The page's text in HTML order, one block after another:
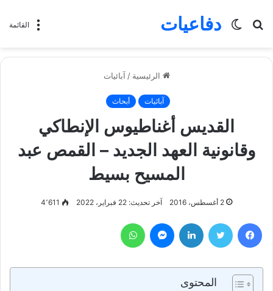
القائمة دفاعيات
بحث
الوضع
الرئيسية / آبائيات
آبائيات أبحاث
القديس أغناطيوس الإنطاكي
وقانونية العهد الجديد – القمص عبد
المسيح بسيط
2 أغسطس، 2016 آخر تحديث: 22 فبراير، 2022 4٬611
فيسبوك تويتر لينكدإن ماسنجر
المحتوى